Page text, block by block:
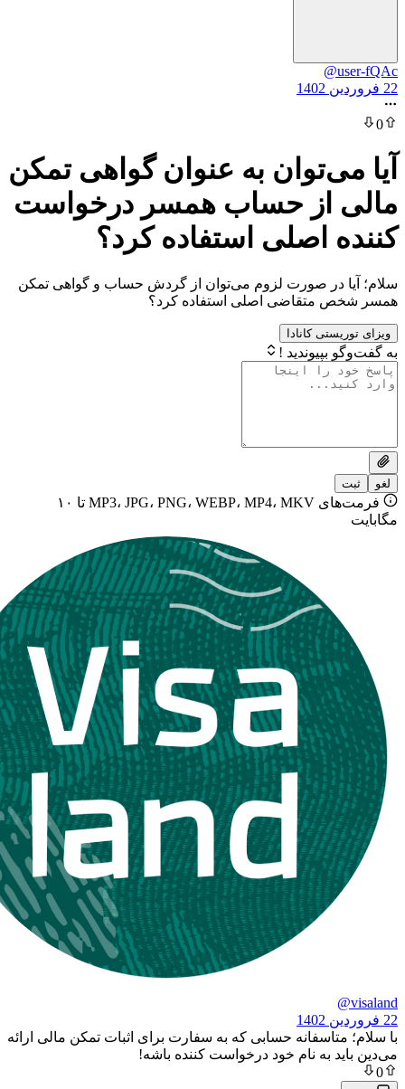
به عنوان گواهی تمکن
از حساب همسر درخواست
اصلی استفاده کرد؟
در صورت لزوم می‌توان از گردش حساب و گواهی تمکن
متقاضی اصلی استفاده کرد؟
کانادا
!
فرمت‌های MP3، JPG، PNG، WEBP، MP4، MKV تا ۱۰
حسابی که به سفارت برای اثبات تمکن مالی ارائه
به نام خود درخواست کننده باشه!